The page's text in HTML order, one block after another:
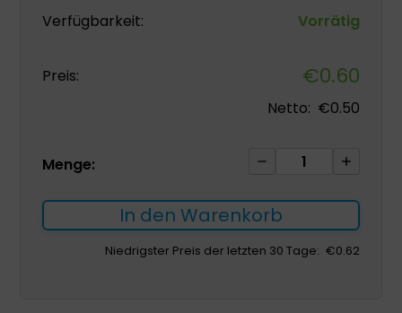
Verfügbarkeit: Vorrätig
Preis: €0.60
Netto: €0.50
Menge:
Medizinischer
0.7L
rund
1St.
In den Warenkorb
Niedrigster Preis der letzten 30 Tage: €0.62